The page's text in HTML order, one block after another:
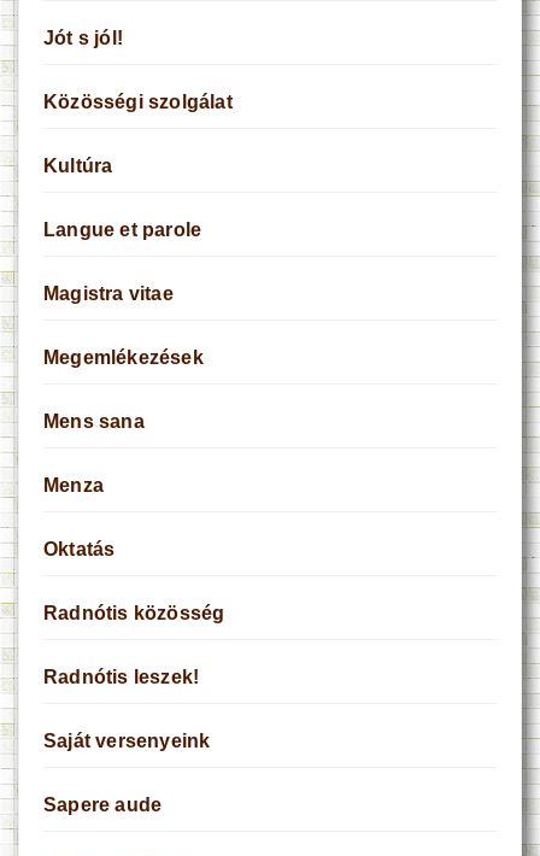
Jót s jól!
Közösségi szolgálat
Kultúra
Langue et parole
Magistra vitae
Megemlékezések
Mens sana
Menza
Oktatás
Radnótis közösség
Radnótis leszek!
Saját versenyeink
Sapere aude